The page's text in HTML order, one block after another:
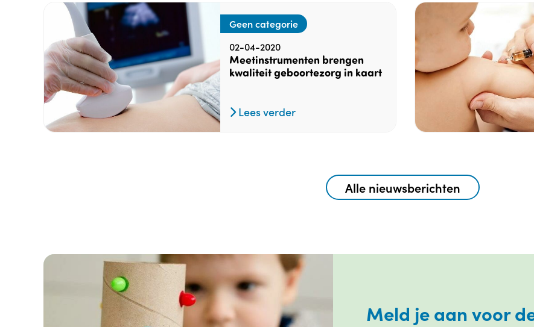
Geen categorie
02-04-2020
Meetinstrumenten brengen
kwaliteit geboortezorg in kaart
Lees verder
Alle nieuwsberichten
Meld je aan voor